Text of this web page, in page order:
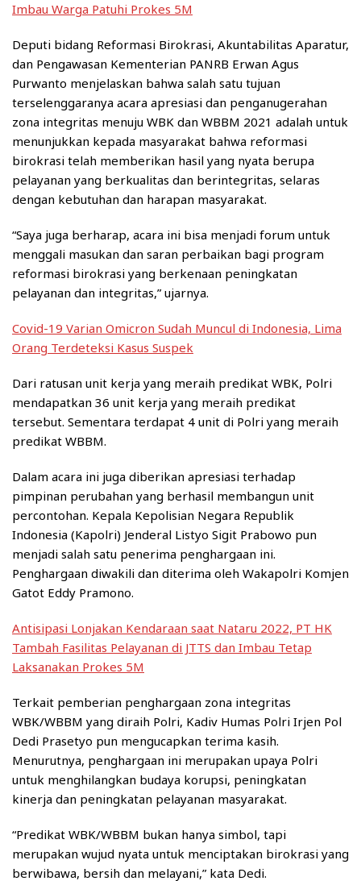
Imbau Warga Patuhi Prokes 5M
Deputi bidang Reformasi Birokrasi, Akuntabilitas Aparatur,
dan Pengawasan Kementerian PANRB Erwan Agus
Purwanto menjelaskan bahwa salah satu tujuan
terselenggaranya acara apresiasi dan penganugerahan
zona integritas menuju WBK dan WBBM 2021 adalah untuk
menunjukkan kepada masyarakat bahwa reformasi
birokrasi telah memberikan hasil yang nyata berupa
pelayanan yang berkualitas dan berintegritas, selaras
dengan kebutuhan dan harapan masyarakat.
“Saya juga berharap, acara ini bisa menjadi forum untuk
menggali masukan dan saran perbaikan bagi program
reformasi birokrasi yang berkenaan peningkatan
pelayanan dan integritas,” ujarnya.
Covid-19 Varian Omicron Sudah Muncul di Indonesia, Lima
Orang Terdeteksi Kasus Suspek
Dari ratusan unit kerja yang meraih predikat WBK, Polri
mendapatkan 36 unit kerja yang meraih predikat
tersebut. Sementara terdapat 4 unit di Polri yang meraih
predikat WBBM.
Dalam acara ini juga diberikan apresiasi terhadap
pimpinan perubahan yang berhasil membangun unit
percontohan. Kepala Kepolisian Negara Republik
Indonesia (Kapolri) Jenderal Listyo Sigit Prabowo pun
menjadi salah satu penerima penghargaan ini.
Penghargaan diwakili dan diterima oleh Wakapolri Komjen
Gatot Eddy Pramono.
Antisipasi Lonjakan Kendaraan saat Nataru 2022, PT HK
Tambah Fasilitas Pelayanan di JTTS dan Imbau Tetap
Laksanakan Prokes 5M
Terkait pemberian penghargaan zona integritas
WBK/WBBM yang diraih Polri, Kadiv Humas Polri Irjen Pol
Dedi Prasetyo pun mengucapkan terima kasih.
Menurutnya, penghargaan ini merupakan upaya Polri
untuk menghilangkan budaya korupsi, peningkatan
kinerja dan peningkatan pelayanan masyarakat.
“Predikat WBK/WBBM bukan hanya simbol, tapi
merupakan wujud nyata untuk menciptakan birokrasi yang
berwibawa, bersih dan melayani,” kata Dedi.